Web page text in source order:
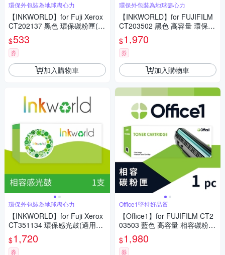
環保外包裝為地球盡心力
【INKWORLD】for Fuji Xerox
CT202137 黑色 環保碳粉匣(適
用DocuPrint P115b/P115W/M
115b/M115W/M115fs/M115Z)
$533
券
加入購物車
環保外包裝為地球盡心力
【INKWORLD】for Fuji Xerox
CT351134 環保感光鼓(適用Do
cuPrint P285/M285)
$1,720
券
環保外包裝為地球盡心力
【INKWORLD】for FUJIFILM
CT203502 黑色 高容量 環保碳
粉匣(適用ApeosPrint C325dw/
Apeos C325dw/C325z)
$1,970
券
加入購物車
Office1堅持好品質
【Office1】for FUJIFILM CT2
03503 藍色 高容量 相容碳粉匣
(適用ApeosPrint C325dw/Ape
os C325dw/C325z)
$1,980
券